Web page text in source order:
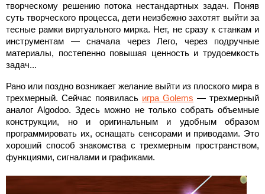
творческому решению потока нестандартных задач. Поняв
суть творческого процесса, дети неизбежно захотят выйти за
тесные рамки виртуального мирка. Нет, не сразу к станкам и
инструментам — сначала через Лего, через подручные
материалы, постепенно повышая ценность и трудоемкость
задач...
Рано или поздно возникает желание выйти из плоского мира в
трехмерный. Сейчас появилась игра Golems — трехмерный
аналог Algodoo. Здесь можно не только собрать объемные
конструкции, но и оригинальным и удобным образом
программировать их, оснащать сенсорами и приводами. Это
хороший способ знакомства с трехмерным пространством,
функциями, сигналами и графиками.